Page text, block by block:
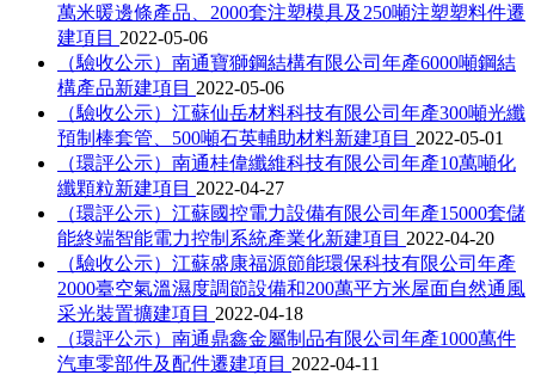
萬米暖邊條產品、2000套注塑模具及250噸注塑塑料件遷
建項目 2022-05-06
（驗收公示）南通寶獅鋼結構有限公司年產6000噸鋼結
構產品新建項目 2022-05-06
（驗收公示）江蘇仙岳材料科技有限公司年產300噸光纖
預制棒套管、500噸石英輔助材料新建項目 2022-05-01
（環評公示）南通桂偉纖維科技有限公司年產10萬噸化
纖顆粒新建項目 2022-04-27
（環評公示）江蘇國控電力設備有限公司年產15000套儲
能終端智能電力控制系統產業化新建項目 2022-04-20
（驗收公示）江蘇盛康福源節能環保科技有限公司年產
2000臺空氣溫濕度調節設備和200萬平方米屋面自然通風
采光裝置擴建項目 2022-04-18
（環評公示）南通鼎鑫金屬制品有限公司年產1000萬件
汽車零部件及配件遷建項目 2022-04-11